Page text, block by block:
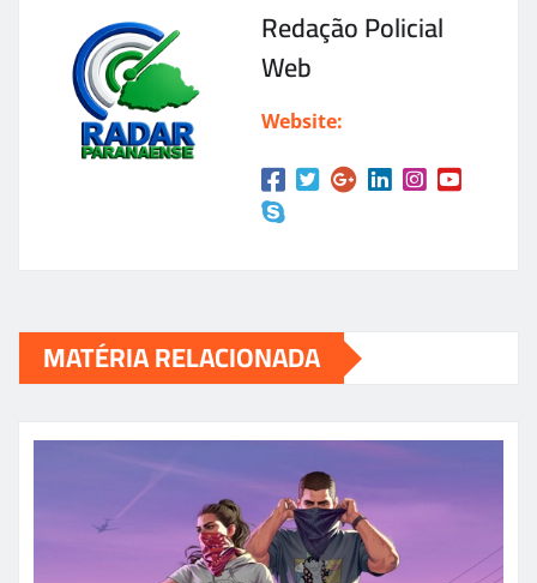
Redação Policial
Web
Website:
MATÉRIA RELACIONADA